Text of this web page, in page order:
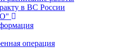
в ВС России
операция